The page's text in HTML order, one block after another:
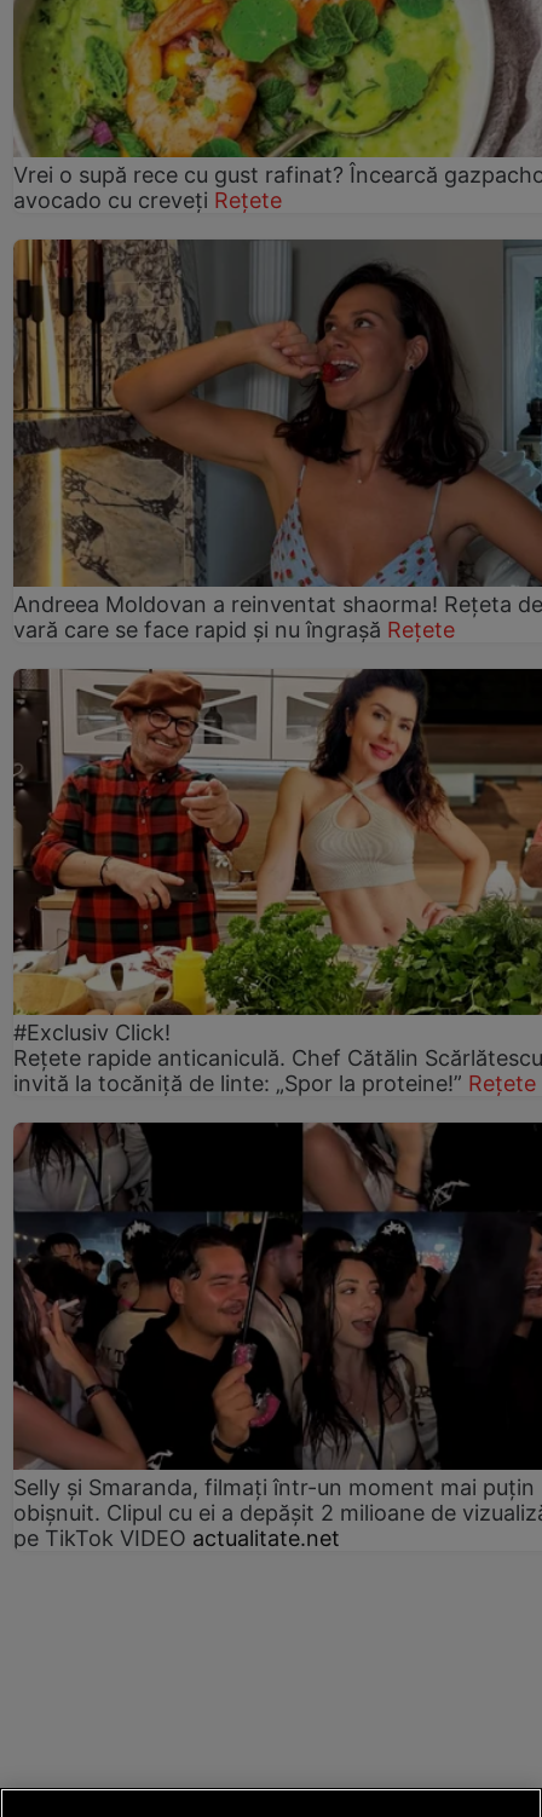
Vrei o supă rece cu gust rafinat? Încearcă
avocado cu creveți Rețete
Andreea Moldovan a reinventat shaorma! Rețeta de
vară care se face rapid și nu îngrașă Rețete
#Exclusiv Click!
Rețete rapide anticaniculă. Chef Cătălin
invită la tocăniță de linte: „Spor la proteine!” Rețete
Selly și Smaranda, filmați într-un moment mai puțin
obișnuit. Clipul cu ei a depășit 2 milioane de
pe TikTok VIDEO actualitate.net